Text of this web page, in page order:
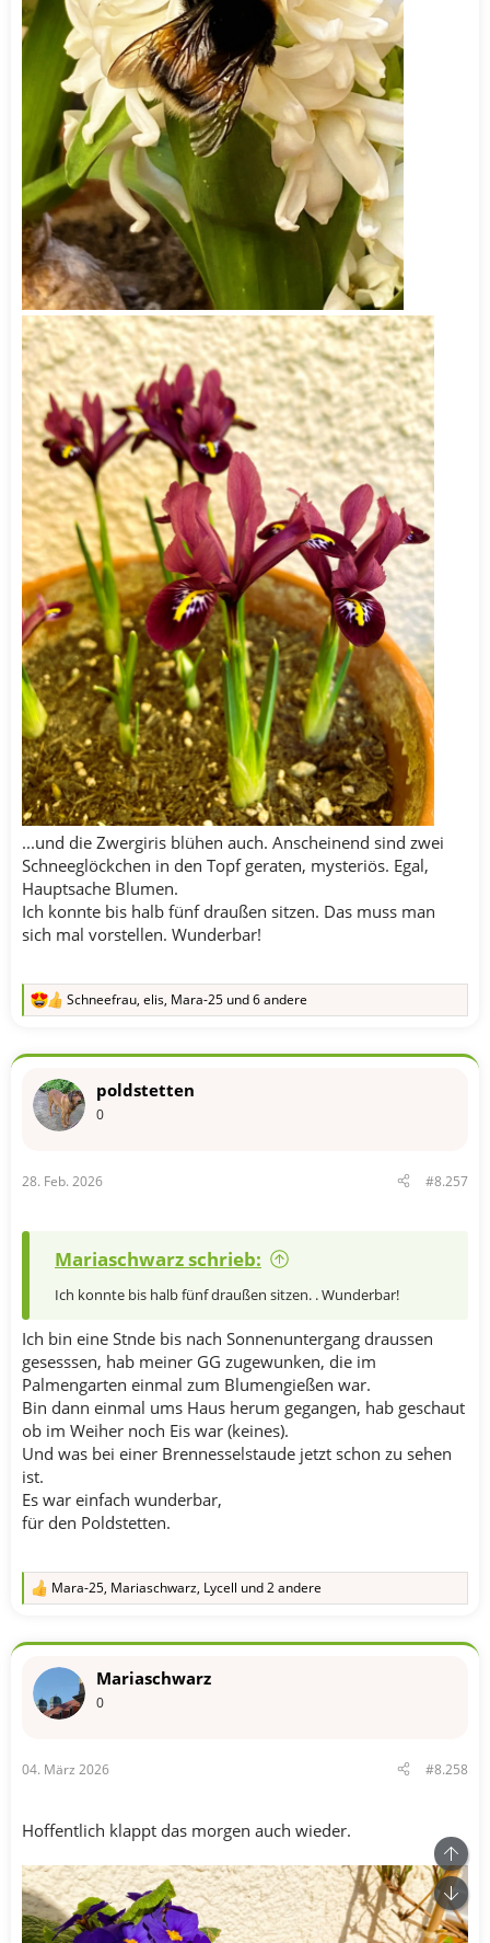
...und die Zwergiris blühen auch. Anscheinend sind zwei
Schneeglöckchen in den Topf geraten, mysteriös. Egal,
Hauptsache Blumen.
Ich konnte bis halb fünf draußen sitzen. Das muss man
sich mal vorstellen. Wunderbar!
R
k
o
:
Schneefrau, elis, Mara-25 und 6 andere
poldstetten
0
28. Feb. 2026 #8.257
Mariaschwarz schrieb:
Ich konnte bis halb fünf draußen sitzen. . Wunderbar!
Ich bin eine Stnde bis nach Sonnenuntergang draussen
gesesssen, hab meiner GG zugewunken, die im
Palmengarten einmal zum Blumengießen war.
Bin dann einmal ums Haus herum gegangen, hab geschaut
ob im Weiher noch Eis war (keines).
Und was bei einer Brennesselstaude jetzt schon zu sehen
ist.
Es war einfach wunderbar,
für den Poldstetten.
R
k
o
:
Mara-25, Mariaschwarz, Lycell und 2 andere
Mariaschwarz
0
04. März 2026 #8.258
Hoffentlich klappt das morgen auch wieder.